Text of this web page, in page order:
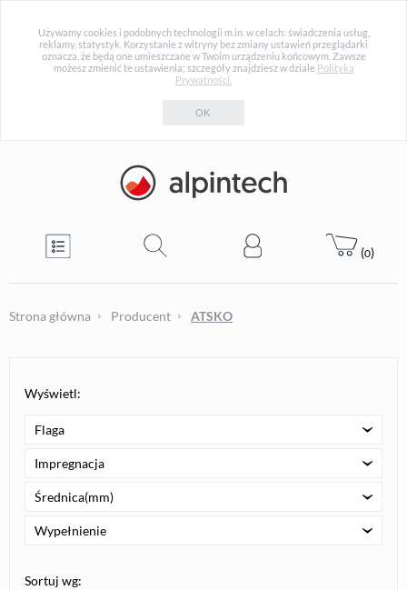
Używamy cookies i podobnych technologii m.in. w celach: świadczenia usług,
reklamy, statystyk. Korzystanie z witryny bez zmiany ustawień przeglądarki
oznacza, że będą one umieszczane w Twoim urządzeniu końcowym. Zawsze
możesz zmienić te ustawienia; szczegóły znajdziesz w dziale Polityka
Prywatności.
OK
(0)
Strona główna Producent ATSKO
Wyświetl:
Flaga
Impregnacja
Średnica(mm)
Wypełnienie
Sortuj wg: